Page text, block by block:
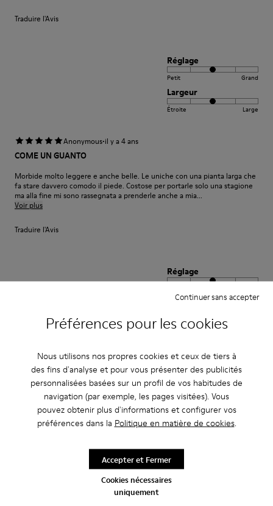
Préférences pour les cookies
Nous utilisons nos propres cookies et ceux de tiers à
des fins d'analyse et pour vous présenter des publicités
personnalisées basées sur un profil de vos habitudes de
navigation (par exemple, les pages visitées). Vous
pouvez obtenir plus d'informations et configurer vos
préférences dans la Politique en matière de cookies.
Cookies nécessaires
uniquement
Continuer sans accepter
Accepter et Fermer
Traduire l'Avis
Réglage
Petit Grand
Largeur
Étroite Large
Anonymous·il y a 4 ans
COME UN GUANTO
Morbide molto leggere e anche belle. Le uniche con una pianta larga che
fa stare davvero comodo il piede. Costose per portarle solo una stagione
ma alla fine mi sono rassegnata a prenderle anche a mia...
Voir plus
Traduire l'Avis
Réglage
Largeur
Étroite
Anonymous ·
Geniales
¡Geniales! Los compro todos los años. Son comodísimos para mi hijo.
Estupendos en cualquier ocasión.
Traduire l'Avis
Réglage
Petit